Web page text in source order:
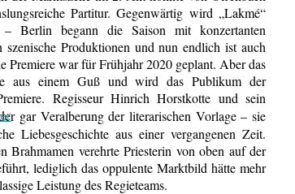
Partitur. Gegenwärtig wird „Lakmé“
Berlin begann die Saison mit konzertanten
Produktionen und nun endlich ist auch
Premiere war für Frühjahr 2020 geplant. Aber das
aus einem Guß und wird das Publikum der
Regisseur Hinrich Horstkotte und sein
gar Veralberung der literarischen Vorlage – sie
Liebesgeschichte aus einer vergangenen Zeit.
verehrte Priesterin von oben auf der
lediglich das oppulente Marktbild hätte mehr
Leistung des Regieteams.